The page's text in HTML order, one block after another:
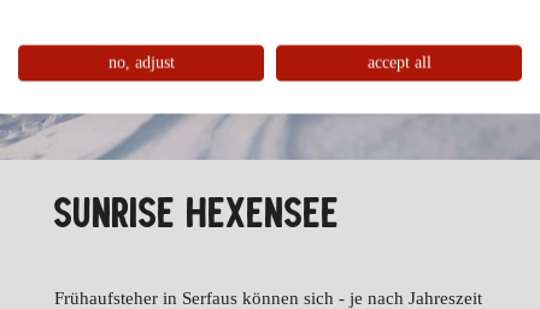
SUNRISE HEXENSEE
Frühaufsteher in Serfaus können sich - je nach Jahreszeit
no, adjust accept all